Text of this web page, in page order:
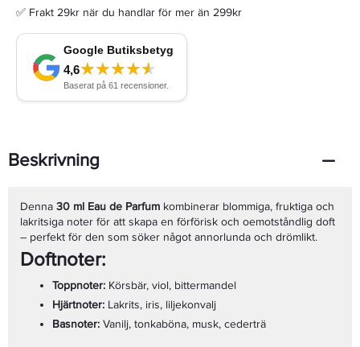
✅ Frakt 29kr när du handlar för mer än 299kr
Beskrivning
Denna 30 ml Eau de Parfum kombinerar blommiga, fruktiga och
lakritsiga noter för att skapa en förförisk och oemotståndlig doft
– perfekt för den som söker något annorlunda och drömlikt.
Doftnoter:
Toppnoter: Körsbär, viol, bittermandel
Hjärtnoter: Lakrits, iris, liljekonvalj
Basnoter: Vanilj, tonkaböna, musk, cederträ